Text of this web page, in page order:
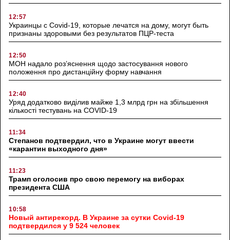
12:57
Украинцы с Covid-19, которые лечатся на дому, могут быть
признаны здоровыми без результатов ПЦР-теста
12:50
МОН надало роз’яснення щодо застосування нового
положення про дистанційну форму навчання
12:40
Уряд додатково виділив майже 1,3 млрд грн на збільшення
кількості тестувань на COVID-19
11:34
Степанов подтвердил, что в Украине могут ввести
«карантин выходного дня»
11:23
Трамп оголосив про свою перемогу на виборах
президента США
10:58
Новый антирекорд. В Украине за сутки Covid-19
подтвердился у 9 524 человек